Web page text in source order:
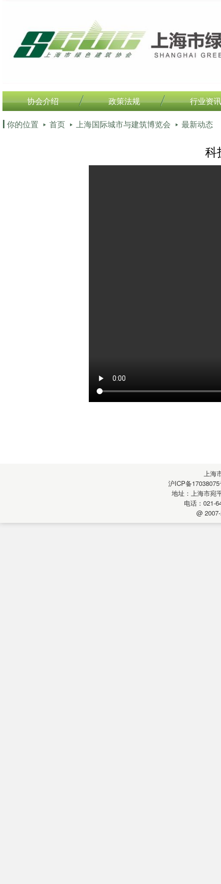
协会介绍 政策法规 行业资
你的位置 首页 上海国际城市与建筑博览会 最新动态
科
上海
沪ICP备
地址：上海市宛
电话：021-
@